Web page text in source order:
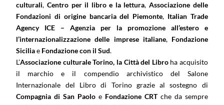
culturali, Centro per il libro e la lettura,Associazione delle
Fondazioni di origine bancaria del Piemonte, Italian Trade
Agency ICE – Agenzia per la promozione all’estero e
l’internazionalizzazione delle imprese italiane, Fondazione
Siciliae Fondazione con il Sud.
L’Associazione culturale Torino, la Città del Libro ha acquisito
il marchio e il compendio archivistico del Salone
Internazionale del Libro di Torino grazie al sostegno di
Compagnia di San Paolo e Fondazione CRTche da sempre